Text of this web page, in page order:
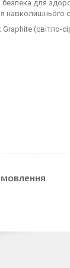
безпека для
навколишнього
Graphite (світло-